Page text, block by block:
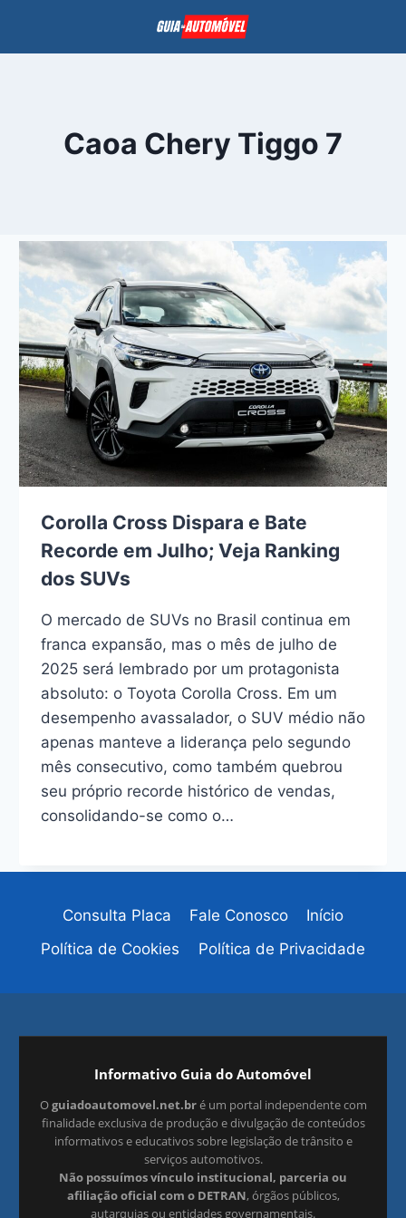
Caoa Chery Tiggo 7
Corolla Cross Dispara e Bate
Recorde em Julho; Veja Ranking
dos SUVs
O mercado de SUVs no Brasil continua em
franca expansão, mas o mês de julho de
2025 será lembrado por um protagonista
absoluto: o Toyota Corolla Cross. Em um
desempenho avassalador, o SUV médio não
apenas manteve a liderança pelo segundo
mês consecutivo, como também quebrou
seu próprio recorde histórico de vendas,
consolidando-se como o…
Consulta Placa Fale Conosco
Início
Política de Cookies
Política de Privacidade
Informativo Guia do Automóvel
Oguiadoautomovel.net.bré um portal independente com
finalidade exclusiva de produção e divulgação de conteúdos
informativos e educativos sobre legislação de trânsito e
serviços automotivos.
Não possuímos vínculo institucional, parceria ou
afiliação oficial com o DETRAN, órgãos públicos,
autarquias ou entidades governamentais.